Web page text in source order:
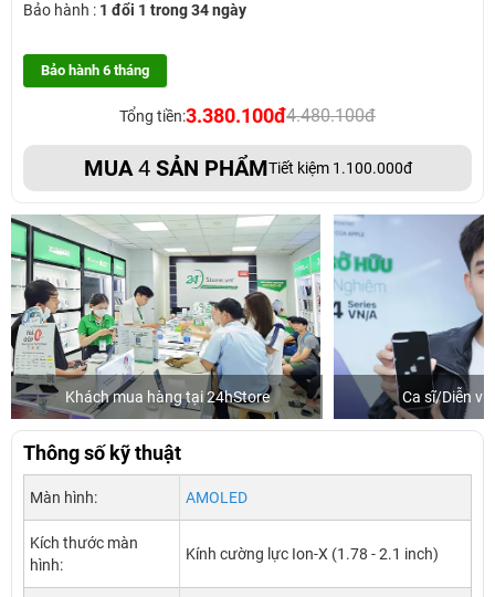
Bảo hành : 1 đổi 1 trong 34 ngày
Bảo hành 6 tháng
Tổng tiền:3.380.100đ4.480.100đ
MUA4SẢN PHẨMTiết kiệm 1.100.000đ
Khách mua hàng tại 24hStore Ca sĩ/Diễn
Thông số kỹ thuật
Màn hình: AMOLED
Kích thước màn
hình:
Kính cường lực Ion-X (1.78 - 2.1 inch)